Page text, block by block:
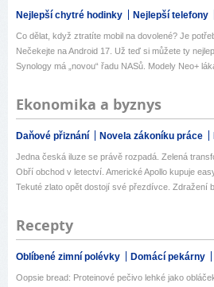
Nejlepší chytré hodinky Nejlepší telefony
Co dělat, když ztratíte mobil na dovolené? Je
Nečekejte na Android 17. Už teď si můžete ty
Synology má „novou“ řadu NASů. Modely Neo+
Ekonomika a byznys
Daňové přiznání Novela zákoníku práce
Jedna česká iluze se právě rozpadá. Zelená
Obří obchod v letectví. Americké Apollo kupuje
Tekuté zlato opět dostojí své přezdívce. Zdražení
Recepty
Oblíbené zimní polévky Domácí pekárny
Oopsie bread: Proteinové pečivo lehké jako